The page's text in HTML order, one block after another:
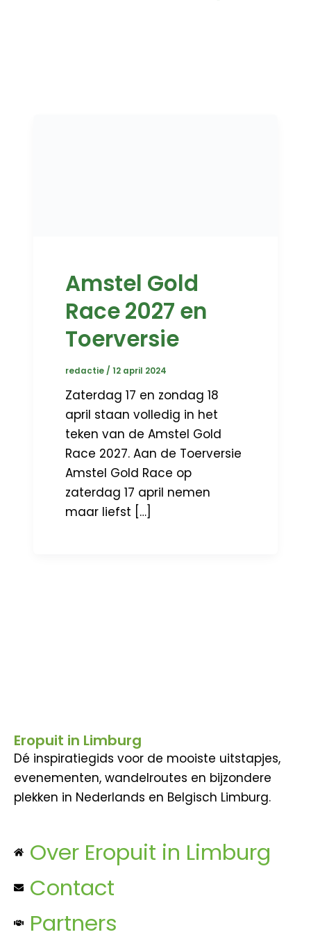
Amstel Gold
Race 2027 en
Toerversie
redactie/12 april 2024
Zaterdag 17 en zondag 18
april staan volledig in het
teken van de Amstel Gold
Race 2027. Aan de Toerversie
Amstel Gold Race op
zaterdag 17 april nemen
maar liefst […]
Eropuit in Limburg
Dé inspiratiegids voor de mooiste uitstapjes,
evenementen, wandelroutes en bijzondere
plekken in Nederlands en Belgisch Limburg.
Over Eropuit in Limburg
Contact
Partners